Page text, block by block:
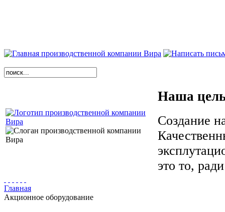
Наша
Создание
это то,
Главная
Акционное оборудование